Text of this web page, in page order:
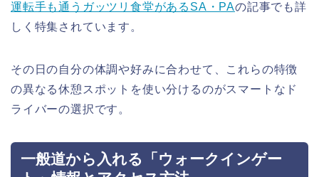
運転手も通うガッツリ食堂があるSA・PAの記事でも詳
しく特集されています。
その日の自分の体調や好みに合わせて、これらの特徴
の異なる休憩スポットを使い分けるのがスマートなド
ライバーの選択です。
一般道から入れる「ウォークインゲー